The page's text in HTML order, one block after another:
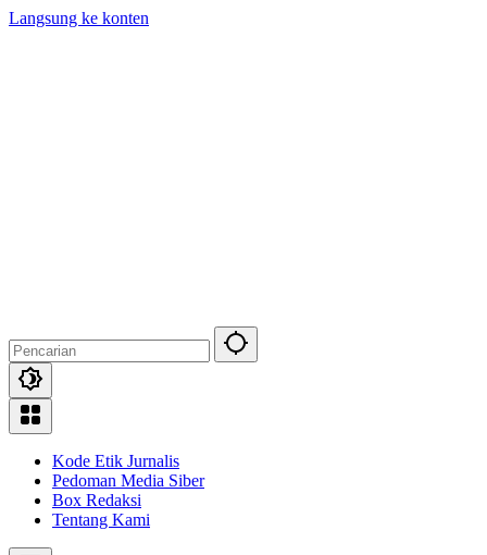
Langsung ke konten
Kode Etik Jurnalis
Pedoman Media Siber
Box Redaksi
Tentang Kami